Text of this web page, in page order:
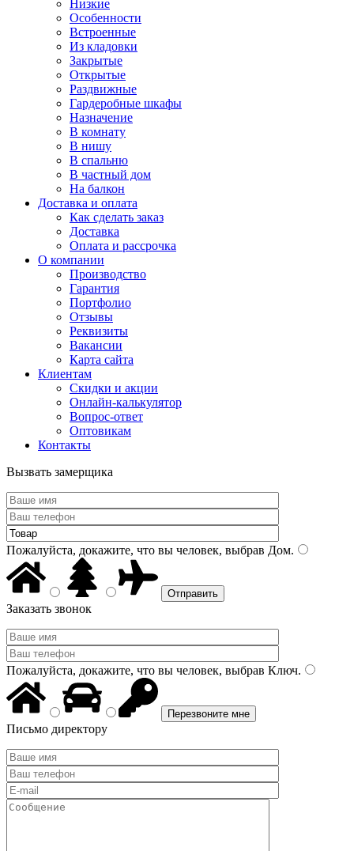
Низкие
Особенности
Встроенные
Из кладовки
Закрытые
Открытые
Раздвижные
Гардеробные шкафы
Назначение
В комнату
В нишу
В спальню
В частный дом
На балкон
Доставка и оплата
Как сделать заказ
Доставка
Оплата и рассрочка
О компании
Производство
Гарантия
Портфолио
Отзывы
Реквизиты
Вакансии
Карта сайта
Клиентам
Скидки и акции
Онлайн-калькулятор
Вопрос-ответ
Оптовикам
Контакты
Вызвать замерщика
Пожалуйста, докажите, что вы человек, выбрав Дом.
Заказать звонок
Пожалуйста, докажите, что вы человек, выбрав Ключ.
Письмо директору